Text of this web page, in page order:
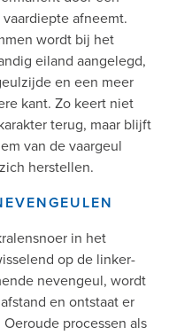
afneemt.
wordt bij het
eiland aangelegd,
en een meer
kant. Zo keert niet
terug, maar blijft
van de vaargeul
herstellen.
in het
op de linker-
nevengeul, wordt
en ontstaat er
processen als